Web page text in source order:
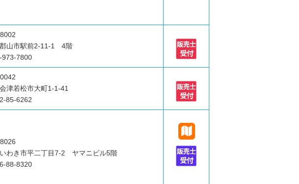
山市駅前2-11-1 4階
7800
津若松市大町1-1-41
85-6262
わき市平二丁目7-2 ヤマニビル5階
88-8320